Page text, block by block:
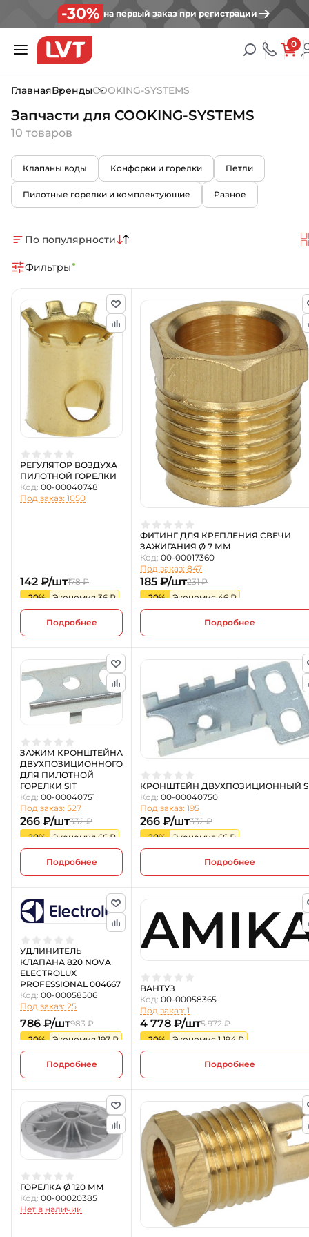
-30% на первый заказ при регистрации
0
ГлавнаяБрендыCOOKING-SYSTEMS
Запчасти для COOKING-SYSTEMS
10 товаров
Клапаны воды Конфорки и горелки Петли
Пилотные горелки и комплектующие Разное
По популярности
Фильтры
РЕГУЛЯТОР ВОЗДУХА
ПИЛОТНОЙ ГОРЕЛКИ
Код: 00-00040748
Под заказ: 1050
142 ₽/шт178 ₽
-20%
Экономия 36 ₽
Подробнее
ФИТИНГ ДЛЯ КРЕПЛЕНИЯ СВЕЧИ
ЗАЖИГАНИЯ Ø 7 ММ
Код: 00-00017360
Под заказ: 847
185 ₽/шт231 ₽
-20%
Экономия 46 ₽
Подробнее
ЗАЖИМ КРОНШТЕЙНА
ДВУХПОЗИЦИОННОГО
ДЛЯ ПИЛОТНОЙ
ГОРЕЛКИ SIT
Код: 00-00040751
Под заказ: 527
266 ₽/шт332 ₽
-20%
Экономия 66 ₽
Подробнее
КРОНШТЕЙН ДВУХПОЗИЦИОННЫЙ
Код: 00-00040750
Под заказ: 195
266 ₽/шт332 ₽
-20%
Экономия 66 ₽
Подробнее
УДЛИНИТЕЛЬ
КЛАПАНА 820 NOVA
ELECTROLUX
PROFESSIONAL 004667
Код: 00-00058506
Под заказ: 25
786 ₽/шт983 ₽
-20%
Экономия 197 ₽
Подробнее
ВАНТУЗ
Код: 00-00058365
Под заказ: 1
4 778 ₽/шт5 972 ₽
-20%
Экономия 1 194 ₽
Подробнее
ГОРЕЛКА Ø 120 ММ
Код: 00-00020385
Нет в наличии